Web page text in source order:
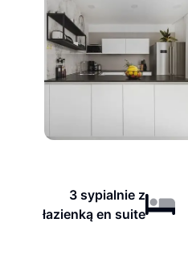
3 sypialnie z
łazienką en suite